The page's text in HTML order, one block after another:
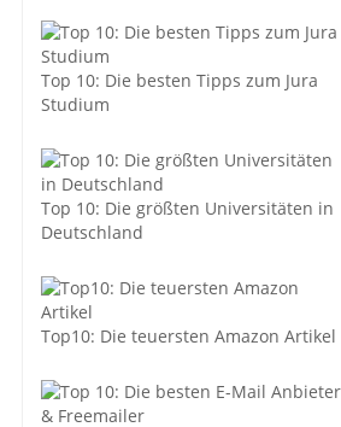
Top 10: Die besten Tipps zum Jura
Studium
Top 10: Die größten Universitäten in
Deutschland
Top10: Die teuersten Amazon Artikel